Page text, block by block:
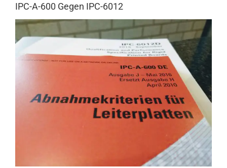
IPC-A-600 Gegen IPC-6012
View
Larger
Image